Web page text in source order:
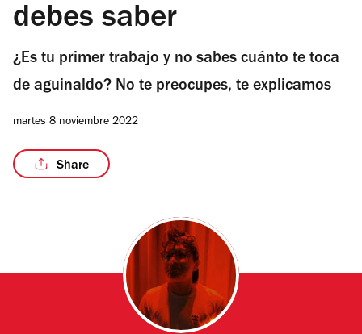
debes saber
¿Es tu primer trabajo y no sabes cuánto te toca
de aguinaldo? No te preocupes, te explicamos
martes 8 noviembre 2022
Share